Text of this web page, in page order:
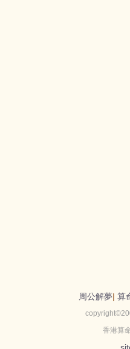
周公解夢| 算
香港算